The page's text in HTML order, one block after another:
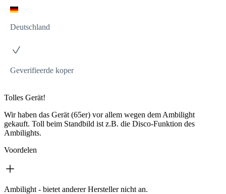
Deutschland
Geverifieerde koper
Tolles Gerät!
Wir haben das Gerät (65er) vor allem wegen dem Ambilight
gekauft. Toll beim Standbild ist z.B. die Disco-Funktion des
Ambilights.
Voordelen
Ambilight - bietet anderer Hersteller nicht an.